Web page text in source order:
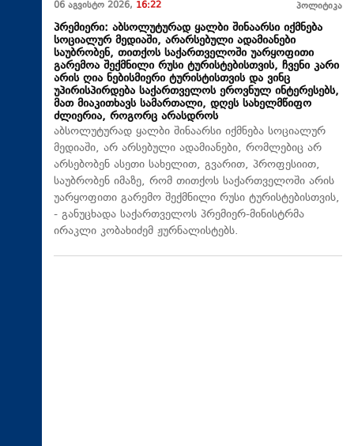
06 აგვისტო 2026, 16:22 პოლიტიკა
პრემიერი: აბსოლუტურად ყალბი შინაარსი იქმნება
სოციალურ მედიაში, არარსებული ადამიანები
საუბრობენ, თითქოს საქართველოში უარყოფითი
გარემოა შექმნილი რუსი ტურისტებისთვის, ჩვენი კარი
არის ღია ნებისმიერი ტურისტისთვის და ვინც
უპირისპირდება საქართველოს ეროვნულ ინტერესებს,
მათ მიაკითხავს სამართალი, დღეს სახელმწიფო
ძლიერია, როგორც არასდროს
აბსოლუტურად ყალბი შინაარსი იქმნება სოციალურ
მედიაში, არ არსებული ადამიანები, რომლებიც არ
არსებობენ ასეთი სახელით, გვარით, პროფესიით,
საუბრობენ იმაზე, რომ თითქოს საქართველოში არის
უარყოფითი გარემო შექმნილი რუსი ტურისტებისთვის,
- განუცხადა საქართველოს პრემიერ-მინისტრმა
ირაკლი კობახიძემ ჟურნალისტებს.